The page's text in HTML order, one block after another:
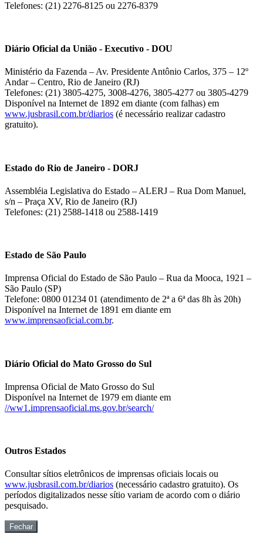
Telefones: (21) 2276-8125 ou 2276-8379
Diário Oficial da União - Executivo - DOU
Ministério da Fazenda – Av. Presidente Antônio Carlos, 375 – 12º
Andar – Centro, Rio de Janeiro (RJ)
Telefones: (21) 3805-4275, 3008-4276, 3805-4277 ou 3805-4279
Disponível na Internet de 1892 em diante (com falhas) em
www.jusbrasil.com.br/diarios (é necessário realizar cadastro
gratuito).
Estado do Rio de Janeiro - DORJ
Assembléia Legislativa do Estado – ALERJ – Rua Dom Manuel,
s/n – Praça XV, Rio de Janeiro (RJ)
Telefones: (21) 2588-1418 ou 2588-1419
Estado de São Paulo
Imprensa Oficial do Estado de São Paulo – Rua da Mooca, 1921 –
São Paulo (SP)
Telefone: 0800 01234 01 (atendimento de 2ª a 6ª das 8h às 20h)
Disponível na Internet de 1891 em diante em
www.imprensaoficial.com.br.
Diário Oficial do Mato Grosso do Sul
Imprensa Oficial de Mato Grosso do Sul
Disponível na Internet de 1979 em diante em
//ww1.imprensaoficial.ms.gov.br/search/
Outros Estados
Consultar sítios eletrônicos de imprensas oficiais locais ou
www.jusbrasil.com.br/diarios (necessário cadastro gratuito). Os
períodos digitalizados nesse sítio variam de acordo com o diário
pesquisado.
Fechar